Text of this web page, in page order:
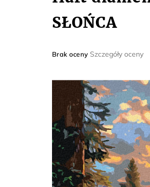
SŁOŃCA
Średnia
wynosi
na
5
gwiazdek.
Brak oceny Szczegóły oceny